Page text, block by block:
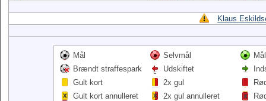
Klaus
Mål Selvmål
Brændt straffespark
Udskiftet
Gult kort
2x gul
Gult kort annulleret
2x gul annulleret